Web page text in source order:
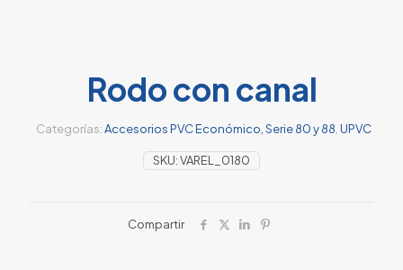
Rodo con canal
SKU:VAREL_0180
Categorías:Accesorios PVC Económico, Serie 80 y 88 UPVC
Compartir